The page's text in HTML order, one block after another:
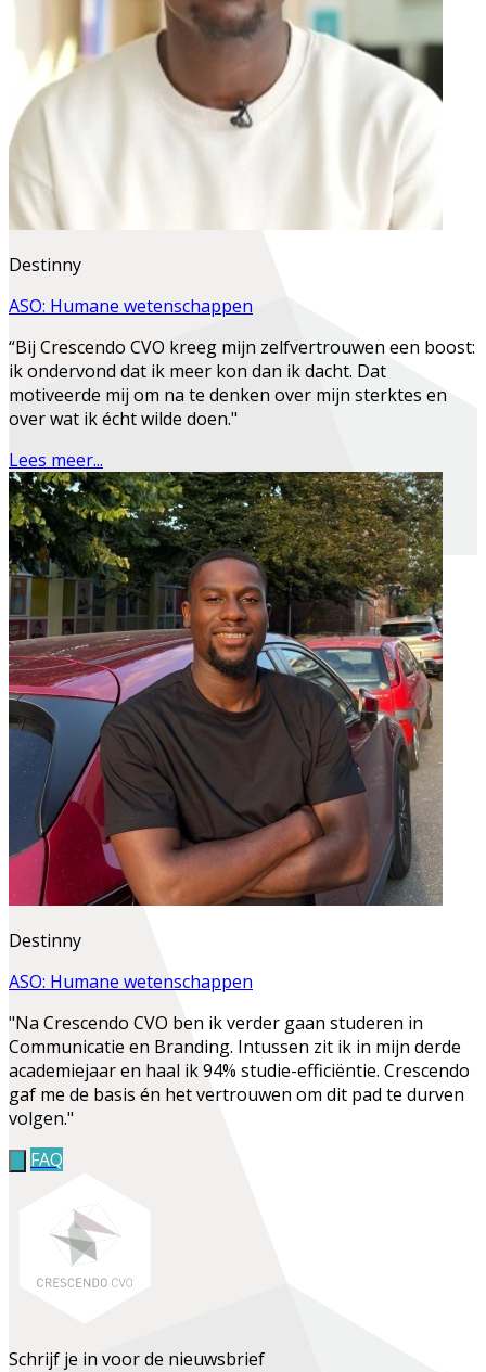
Destinny
ASO: Humane wetenschappen
“Bij Crescendo CVO kreeg mijn zelfvertrouwen een boost:
ik ondervond dat ik meer kon dan ik dacht. Dat
motiveerde mij om na te denken over mijn sterktes en
over wat ik écht wilde doen."
Lees meer...
Destinny
ASO: Humane wetenschappen
"Na Crescendo CVO ben ik verder gaan studeren in
Communicatie en Branding. Intussen zit ik in mijn derde
academiejaar en haal ik 94% studie-efficiëntie. Crescendo
gaf me de basis én het vertrouwen om dit pad te durven
volgen."
FAQ
Schrijf je in voor de nieuwsbrief